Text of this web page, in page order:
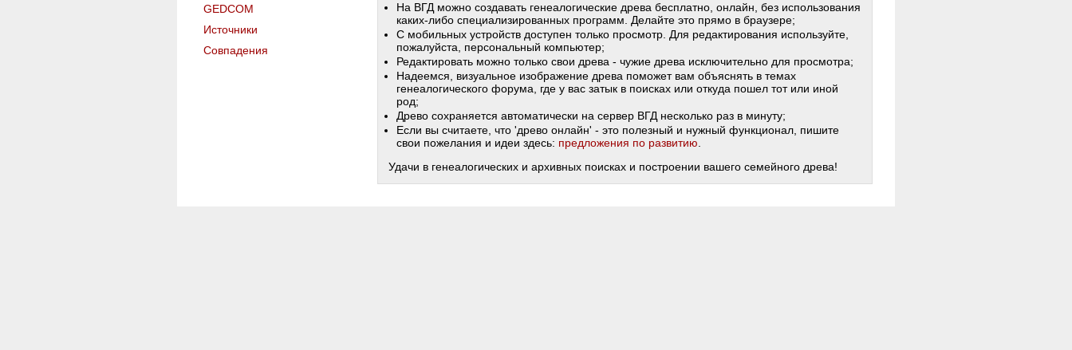
GEDCOM
Источники
Совпадения
На ВГД можно создавать генеалогические древа бесплатно, онлайн, без использования
каких-либо специализированных программ. Делайте это прямо в браузере;
С мобильных устройств доступен только просмотр. Для редактирования используйте,
пожалуйста, персональный компьютер;
Редактировать можно только свои древа - чужие древа исключительно для просмотра;
Надеемся, визуальное изображение древа поможет вам объяснять в темах
генеалогического форума, где у вас затык в поисках или откуда пошел тот или иной
род;
Древо сохраняется автоматически на сервер ВГД несколько раз в минуту;
Если вы считаете, что 'древо онлайн' - это полезный и нужный функционал, пишите
свои пожелания и идеи здесь: предложения по развитию
Удачи в генеалогических и архивных поисках и построении вашего семейного древа!